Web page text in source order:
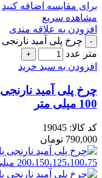
برای مقایسه اضافه کنید
مشاهده سریع
افزودن به علاقه مندی
متر عدد
افزودن به سبد خرید
چرخ پلی آمید
100 میلی متر
کد کالا: 19045
790,000 تومان